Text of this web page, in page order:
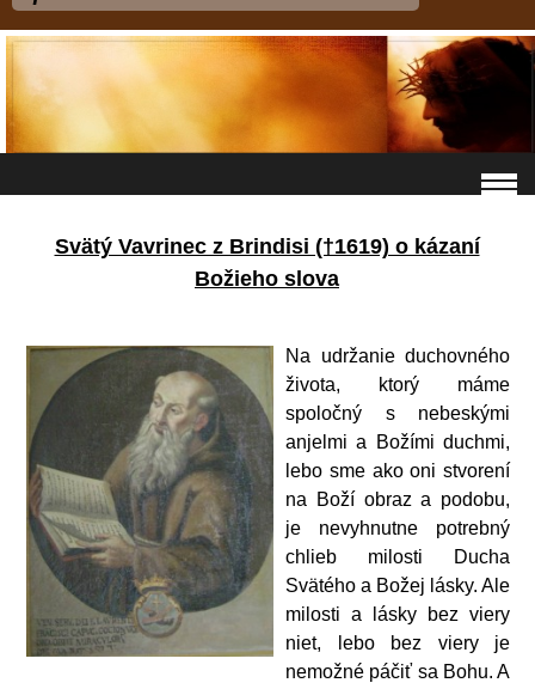
Svätý Vavrinec z Brindisi (†1619) o kázaní
Božieho slova
Na udržanie duchovného
života, ktorý máme
spoločný s nebeskými
anjelmi a Božími duchmi,
lebo sme ako oni stvorení
na Boží obraz a podobu,
je nevyhnutne potrebný
chlieb milosti Ducha
Svätého a Božej lásky. Ale
milosti a lásky bez viery
niet, lebo bez viery je
nemožné páčiť sa Bohu. A